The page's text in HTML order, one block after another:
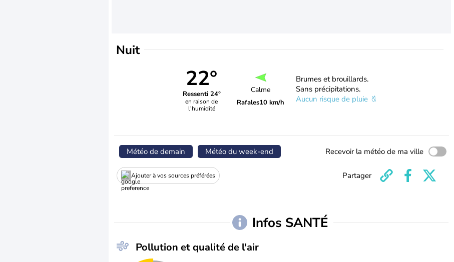
Nuit
22°
Ressenti 24°
en raison de
l'humidité
Calme
Rafales10 km/h
Brumes et brouillards.
Sans précipitations.
Aucun risque de pluie
Météo de demain Météo du week-end Recevoir la météo de ma ville
Ajouter à vos sources préférées Partager
Infos SANTÉ
Pollution et qualité de l'air